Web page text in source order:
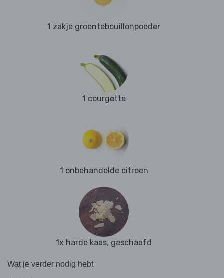
1 zakje groentebouillonpoeder
1 courgette
1 onbehandelde citroen
1x harde kaas, geschaafd
Wat je verder nodig hebt